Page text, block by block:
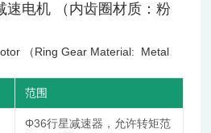
速电机 （内齿圈材质：粉
（Ring Gear Material: Metal
范围
Φ36行星减速器，允许转矩范